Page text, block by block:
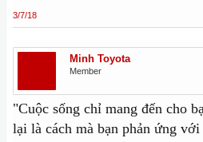
3/7/18
Minh Toyota
Member
"Cuộc sống chỉ mang đến cho
lại là cách mà bạn phản ứng